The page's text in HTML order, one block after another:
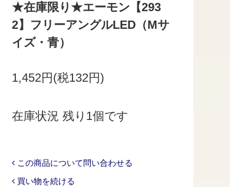
★在庫限り★エーモン【293
2】フリーアングルLED（Mサ
イズ・青）
1,452円(税132円)
在庫状況 残り1個です
この商品について問い合わせる
買い物を続ける